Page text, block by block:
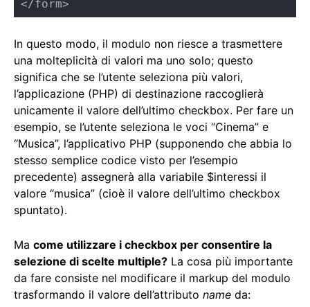
</form>
In questo modo, il modulo non riesce a trasmettere
una molteplicità di valori ma uno solo; questo
significa che se l’utente seleziona più valori,
l’applicazione (PHP) di destinazione raccoglierà
unicamente il valore dell’ultimo checkbox. Per fare un
esempio, se l’utente seleziona le voci “Cinema” e
“Musica”, l’applicativo PHP (supponendo che abbia lo
stesso semplice codice visto per l’esempio
precedente) assegnerà alla variabile $interessi il
valore “musica” (cioè il valore dell’ultimo checkbox
spuntato).
Ma come utilizzare i checkbox per consentire la
selezione di scelte multiple? La cosa più importante
da fare consiste nel modificare il markup del modulo
trasformando il valore dell’attributo name da: